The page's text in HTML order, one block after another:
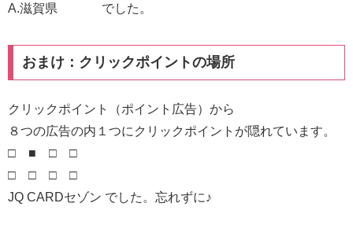
A.滋賀県 でした。
おまけ：クリックポイントの場所
クリックポイント（ポイント広告）から
８つの広告の内１つにクリックポイントが隠れています。
□ ■ □ □
□ □ □ □
JQ CARDセゾン でした。忘れずに♪